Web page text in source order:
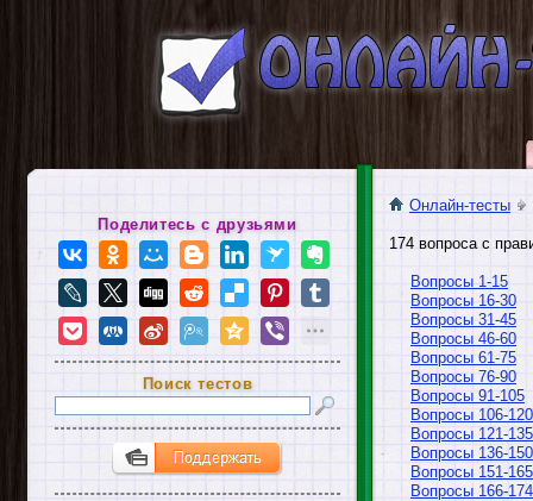
Онлайн-тесты
174 вопроса с
Вопросы 1-15
Вопросы 16-30
Вопросы 31-45
Вопросы 46-60
Вопросы 61-75
Вопросы 76-90
Вопросы 91-105
Вопросы 106-120
Вопросы 121-135
Вопросы 136-150
Вопросы 151-165
Вопросы 166-174
Поделитесь с друзьями
Поиск тестов